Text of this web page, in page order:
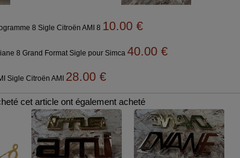
8 Sigle Citroën AMI 8 10.00 €
8 Grand Format Sigle pour Simca 40.00 €
Sigle Citroën AMI 28.00 €
cet article ont également acheté